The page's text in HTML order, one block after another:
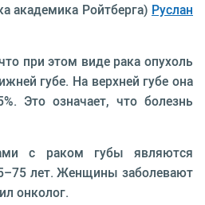
академика Ройтберга) Руслан
при этом виде рака опухоль
губе. На верхней губе она
Это означает, что болезнь
с раком губы являются
лет. Женщины заболевают
онколог.